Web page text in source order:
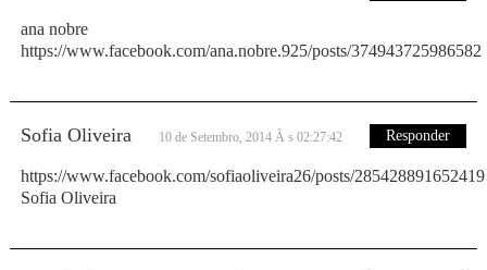
ana nobre
https://www.facebook.com/ana.nobre.925/posts/374943725986582
Sofia Oliveira 10 de Setembro, 2014 Ã s 02:27:42 Responder
https://www.facebook.com/sofiaoliveira26/posts/285428891652419
Sofia Oliveira